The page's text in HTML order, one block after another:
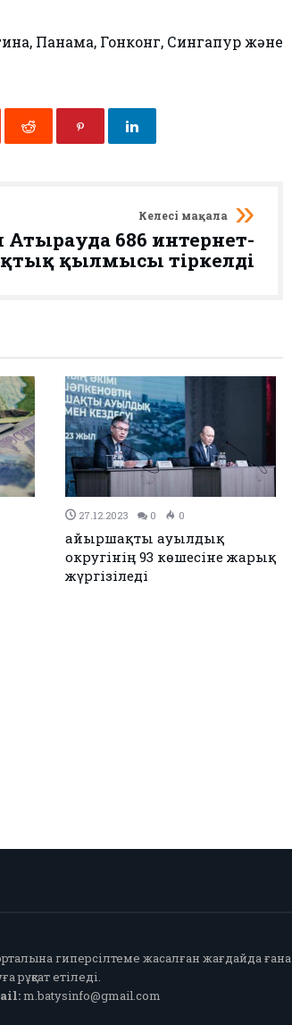
Панама, Гонконг, Сингапур және
Келесі мақала
686 интернет-
қылмысы тіркелді
26.12.2023 0 0
Аудандық мәслихаттың 12-
сессиясы өтті
гиперсілтеме жасалған жағдайда ғана
рұқсат етіледі.
m.batysinfo@gmail.com